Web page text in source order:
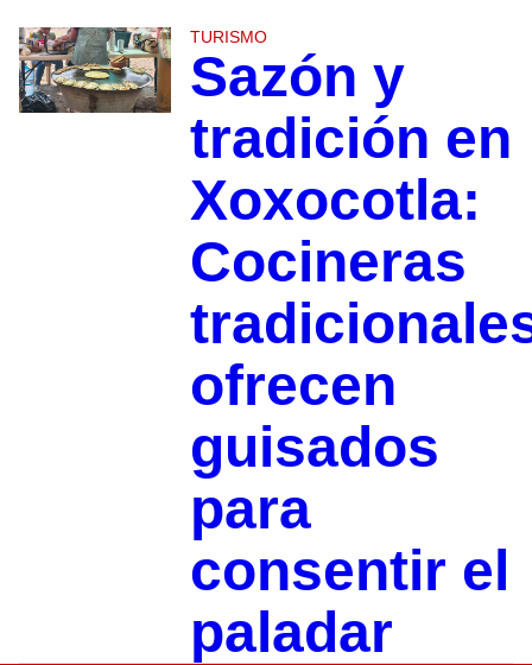
TURISMO
Sazón y
tradición en
Xoxocotla:
Cocineras
ofrecen
guisados
para
consentir el
paladar